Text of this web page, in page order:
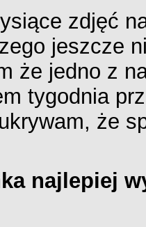
zdjęć
jeszcze
że jedno z
tygodnia
że
najlepiej